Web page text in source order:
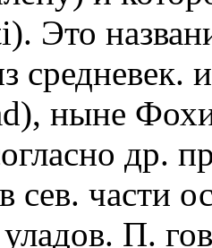
Это
средневек.
ныне
др.
сев. части
уладов. П.